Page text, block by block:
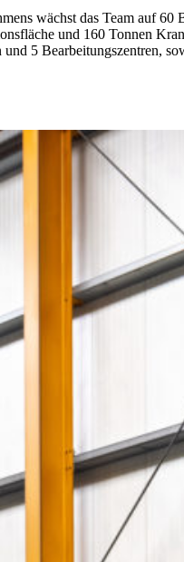
wächst das Team auf 60
und 160 Tonnen
5 Bearbeitungszentren,